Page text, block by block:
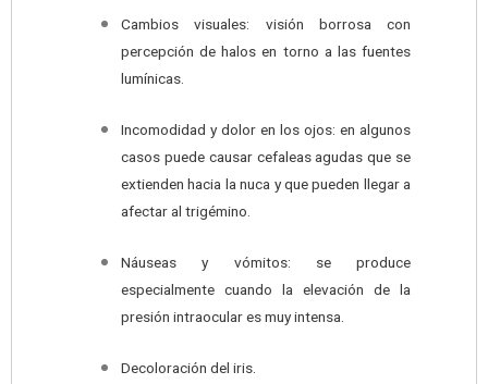
Cambios visuales: visión borrosa con
percepción de halos en torno a las fuentes
lumínicas.
Incomodidad y dolor en los ojos: en algunos
casos puede causar cefaleas agudas que se
extienden hacia la nuca y que pueden llegar a
afectar al trigémino.
Náuseas y vómitos: se produce
especialmente cuando la elevación de la
presión intraocular es muy intensa.
Decoloración del iris.